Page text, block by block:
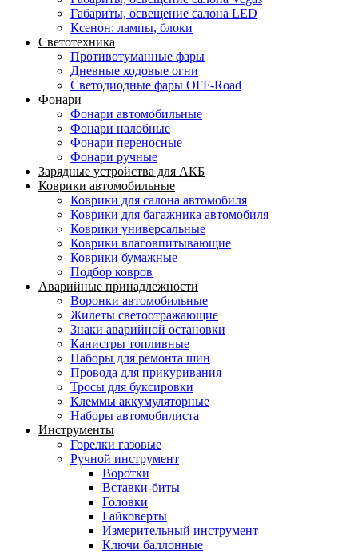
Габариты, освещение салона LED
Ксенон: лампы, блоки
Светотехника
Противотуманные фары
Дневные ходовые огни
Светодиодные фары OFF-Road
Фонари
Фонари автомобильные
Фонари налобные
Фонари переносные
Фонари ручные
Зарядные устройства для АКБ
Коврики автомобильные
Коврики для салона автомобиля
Коврики для багажника автомобиля
Коврики универсальные
Коврики влаговпитывающие
Коврики бумажные
Подбор ковров
Аварийные принадлежности
Воронки автомобильные
Жилеты светоотражающие
Знаки аварийной остановки
Канистры топливные
Наборы для ремонта шин
Провода для прикуривания
Тросы для буксировки
Клеммы аккумуляторные
Наборы автомобилиста
Инструменты
Горелки газовые
Ручной инструмент
Воротки
Вставки-биты
Головки
Гайковерты
Измерительный инструмент
Ключи баллонные